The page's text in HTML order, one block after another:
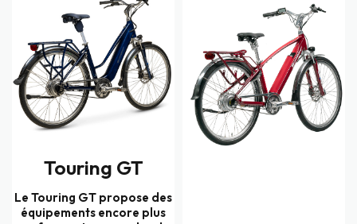
Touring GT
Le Touring GT propose des
équipements encore plus